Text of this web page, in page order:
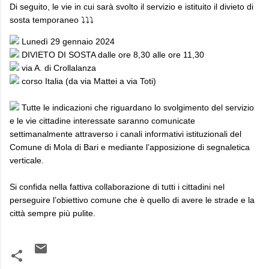
Di seguito, le vie in cui sarà svolto il servizio e istituito il divieto di
sosta temporaneo ⤵️⤵️⤵️
Lunedì 29 gennaio 2024
DIVIETO DI SOSTA dalle ore 8,30 alle ore 11,30
via A. di Crollalanza
corso Italia (da via Mattei a via Toti)
Tutte le indicazioni che riguardano lo svolgimento del servizio
e le vie cittadine interessate saranno comunicate
settimanalmente attraverso i canali informativi istituzionali del
Comune di Mola di Bari e mediante l’apposizione di segnaletica
verticale.
Si confida nella fattiva collaborazione di tutti i cittadini nel
perseguire l’obiettivo comune che è quello di avere le strade e la
città sempre più pulite.